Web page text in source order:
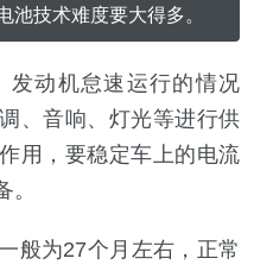
池技术难度要大得多。
动机怠速运行的情况
、音响、灯光等进行供
用，要稳定车上的电流
为27个月左右，正常